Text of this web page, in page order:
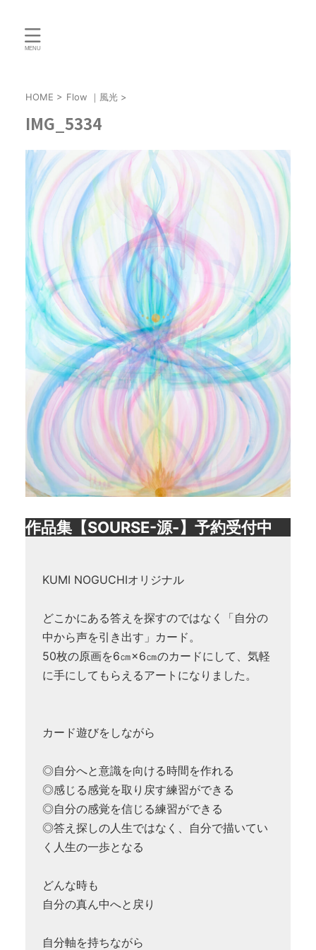
HOME > Flow ｜風光 >
IMG_5334
作品集【SOURSE-源-】予約受付中
KUMI NOGUCHIオリジナル
どこかにある答えを探すのではなく「自分の
中から声を引き出す」カード。
50枚の原画を6㎝×6㎝のカードにして、気軽
に手にしてもらえるアートになりました。
カード遊びをしながら
◎自分へと意識を向ける時間を作れる
◎感じる感覚を取り戻す練習ができる
◎自分の感覚を信じる練習ができる
◎答え探しの人生ではなく、自分で描いてい
く人生の一歩となる
どんな時も
自分の真ん中へと戻り
自分軸を持ちながら